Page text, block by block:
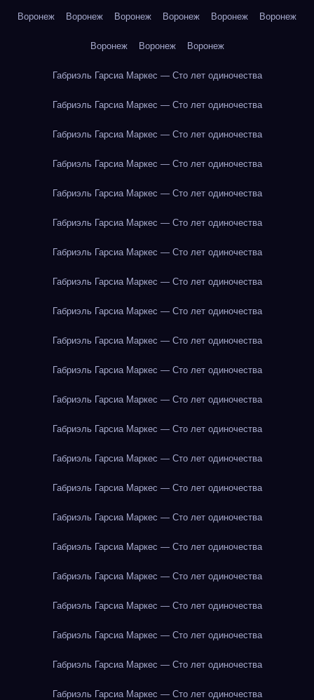
Воронеж Воронеж Воронеж Воронеж Воронеж Воронеж
Воронеж Воронеж Воронеж
Габриэль Гарсиа Маркес — Сто лет одиночества
Габриэль Гарсиа Маркес — Сто лет одиночества
Габриэль Гарсиа Маркес — Сто лет одиночества
Габриэль Гарсиа Маркес — Сто лет одиночества
Габриэль Гарсиа Маркес — Сто лет одиночества
Габриэль Гарсиа Маркес — Сто лет одиночества
Габриэль Гарсиа Маркес — Сто лет одиночества
Габриэль Гарсиа Маркес — Сто лет одиночества
Габриэль Гарсиа Маркес — Сто лет одиночества
Габриэль Гарсиа Маркес — Сто лет одиночества
Габриэль Гарсиа Маркес — Сто лет одиночества
Габриэль Гарсиа Маркес — Сто лет одиночества
Габриэль Гарсиа Маркес — Сто лет одиночества
Габриэль Гарсиа Маркес — Сто лет одиночества
Габриэль Гарсиа Маркес — Сто лет одиночества
Габриэль Гарсиа Маркес — Сто лет одиночества
Габриэль Гарсиа Маркес — Сто лет одиночества
Габриэль Гарсиа Маркес — Сто лет одиночества
Габриэль Гарсиа Маркес — Сто лет одиночества
Габриэль Гарсиа Маркес — Сто лет одиночества
Габриэль Гарсиа Маркес — Сто лет одиночества
Габриэль Гарсиа Маркес — Сто лет одиночества